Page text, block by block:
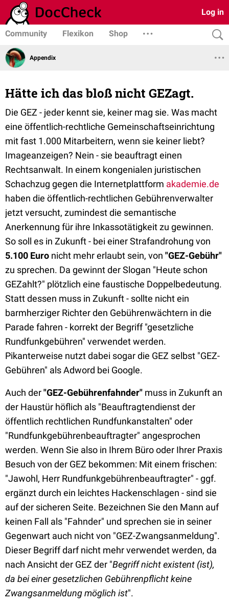
Log in
Community Flexikon Shop
Appendix
Hätte ich das bloß nicht GEZagt.
Die GEZ - jeder kennt sie, keiner mag sie. Was macht
eine öffentlich-rechtliche Gemeinschaftseinrichtung
mit fast 1.000 Mitarbeitern, wenn sie keiner liebt?
Imageanzeigen? Nein - sie beauftragt einen
Rechtsanwalt. In einem kongenialen juristischen
Schachzug gegen die Internetplattform akademie.de
haben die öffentlich-rechtlichen Gebührenverwalter
jetzt versucht, zumindest die semantische
Anerkennung für ihre Inkassotätigkeit zu gewinnen.
So soll es in Zukunft - bei einer Strafandrohung von
5.100 Euro nicht mehr erlaubt sein, von "GEZ-Gebühr"
zu sprechen. Da gewinnt der Slogan "Heute schon
GEZahlt?" plötzlich eine faustische Doppelbedeutung.
Statt dessen muss in Zukunft - sollte nicht ein
barmherziger Richter den Gebührenwächtern in die
Parade fahren - korrekt der Begriff "gesetzliche
Rundfunkgebühren" verwendet werden.
Pikanterweise nutzt dabei sogar die GEZ selbst "GEZ-
Gebühren" als Adword bei Google.
Auch der"GEZ-Gebührenfahnder" muss in Zukunft an
der Haustür höflich als "Beauftragtendienst der
öffentlich rechtlichen Rundfunkanstalten" oder
"Rundfunkgebührenbeauftragter" angesprochen
werden. Wenn Sie also in Ihrem Büro oder Ihrer Praxis
Besuch von der GEZ bekommen: Mit einem frischen:
"Jawohl, Herr Rundfunkgebührenbeauftragter" - ggf.
ergänzt durch ein leichtes Hackenschlagen - sind sie
auf der sicheren Seite. Bezeichnen Sie den Mann auf
keinen Fall als "Fahnder" und sprechen sie in seiner
Gegenwart auch nicht von "GEZ-Zwangsanmeldung".
Dieser Begriff darf nicht mehr verwendet werden, da
nach Ansicht der GEZ der "Begriff nicht existent (ist),
da bei einer gesetzlichen Gebührenpflicht keine
Zwangsanmeldung möglich ist".